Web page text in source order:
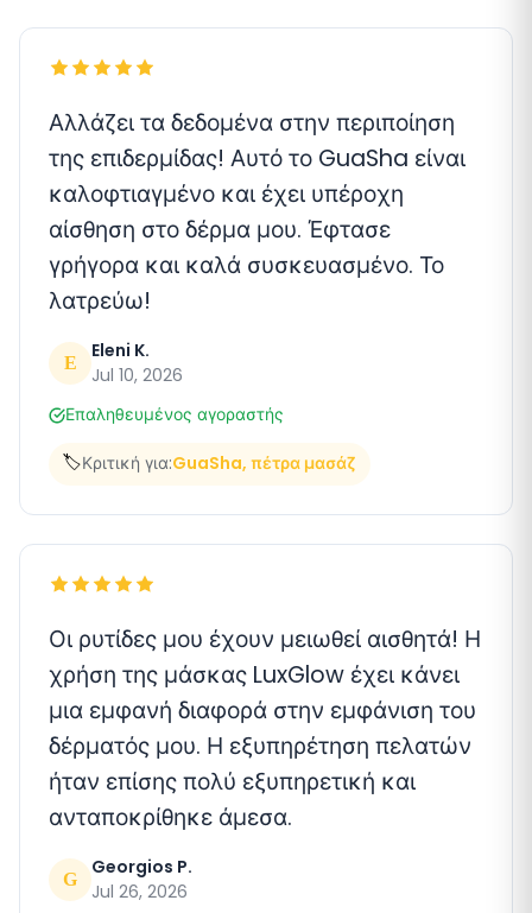
Αλλάζει τα δεδομένα στην περιποίηση
της επιδερμίδας! Αυτό το GuaSha είναι
καλοφτιαγμένο και έχει υπέροχη
αίσθηση στο δέρμα μου. Έφτασε
γρήγορα και καλά συσκευασμένο. Το
λατρεύω!
E
Eleni K.
Jul 10, 2026
Επαληθευμένος αγοραστής
🏷️Κριτική για:GuaSha, πέτρα μασάζ
Οι ρυτίδες μου έχουν μειωθεί αισθητά! Η
χρήση της μάσκας LuxGlow έχει κάνει
μια εμφανή διαφορά στην εμφάνιση του
δέρματός μου. Η εξυπηρέτηση πελατών
ήταν επίσης πολύ εξυπηρετική και
ανταποκρίθηκε άμεσα.
G
Georgios P.
Jul 26, 2026